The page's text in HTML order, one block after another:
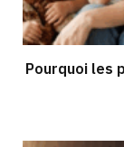
Pourquoi les